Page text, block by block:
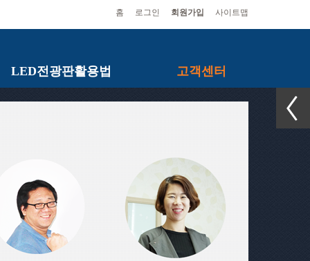
홈 로그인 회원가입 사이트맵
LED전광판활용법 고객센터